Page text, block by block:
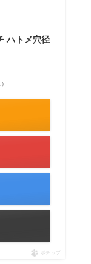
ハトメ穴径
ポチップ